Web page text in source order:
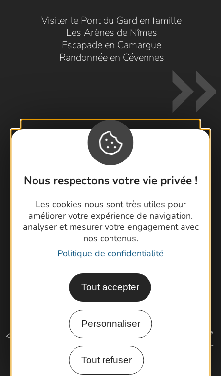
Nous respectons votre vie privée !
Les cookies nous sont très utiles pour
améliorer votre expérience de navigation,
analyser et mesurer votre engagement avec
nos contenus.
Politique de confidentialité
Tout accepter
Personnaliser
Tout refuser
Visiter le Pont du Gard en famille
Les Arènes de Nîmes
Escapade en Camargue
Randonnée en Cévennes
Contactez-nous !
Foire aux questions
Brochures
Cartoguides et Topoguides
Latitude Gard